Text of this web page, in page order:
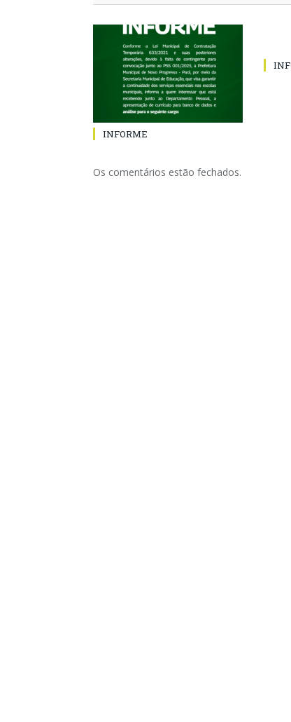
INFORME
Os comentários estão fechados.